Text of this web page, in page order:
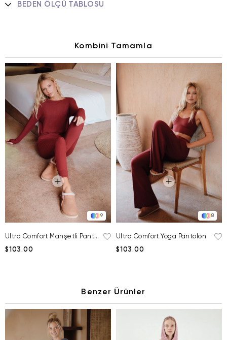
BEDEN ÖLÇÜ TABLOSU
Kombini Tamamla
9
Ultra Comfort Manşetli Pantolon
$103.00
8
Ultra Comfort Yoga Pantolon
$103.00
Benzer Ürünler